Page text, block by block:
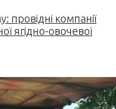
провідні компанії
ягідно-овочевої